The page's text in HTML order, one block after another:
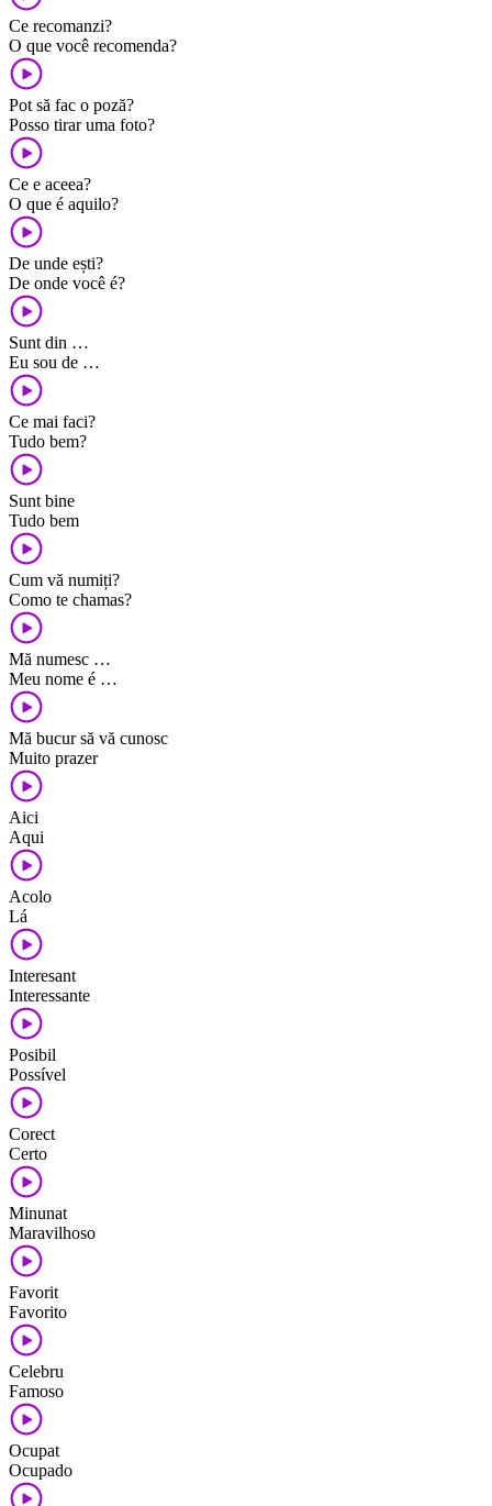
Ce recomanzi?
O que você recomenda?
Pot să fac o poză?
Posso tirar uma foto?
Ce e aceea?
O que é aquilo?
De unde ești?
De onde você é?
Sunt din …
Eu sou de …
Ce mai faci?
Tudo bem?
Sunt bine
Tudo bem
Cum vă numiți?
Como te chamas?
Mă numesc …
Meu nome é …
Mă bucur să vă cunosc
Muito prazer
Aici
Aqui
Acolo
Lá
Interesant
Interessante
Posibil
Possível
Corect
Certo
Minunat
Maravilhoso
Favorit
Favorito
Celebru
Famoso
Ocupat
Ocupado